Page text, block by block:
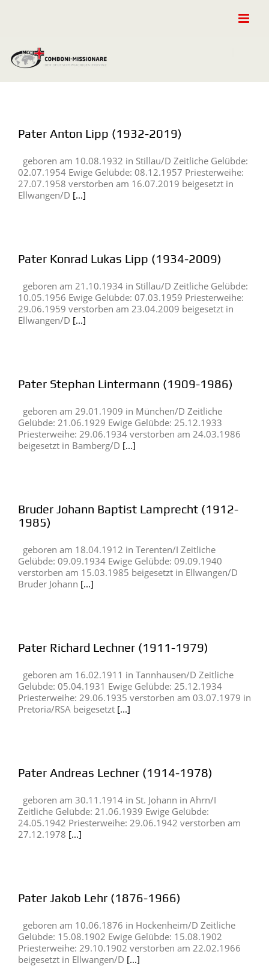
Pater Anton Lipp (1932-2019)
geboren am 10.08.1932 in Stillau/D Zeitliche Gelübde:
02.07.1954 Ewige Gelübde: 08.12.1957 Priesterweihe:
27.07.1958 verstorben am 16.07.2019 beigesetzt in
Ellwangen/D [...]
Pater Konrad Lukas Lipp (1934-2009)
geboren am 21.10.1934 in Stillau/D Zeitliche Gelübde:
10.05.1956 Ewige Gelübde: 07.03.1959 Priesterweihe:
29.06.1959 verstorben am 23.04.2009 beigesetzt in
Ellwangen/D [...]
Pater Stephan Lintermann (1909-1986)
geboren am 29.01.1909 in München/D Zeitliche
Gelübde: 21.06.1929 Ewige Gelübde: 25.12.1933
Priesterweihe: 29.06.1934 verstorben am 24.03.1986
beigesetzt in Bamberg/D [...]
Bruder Johann Baptist Lamprecht (1912-
1985)
geboren am 18.04.1912 in Terenten/I Zeitliche
Gelübde: 09.09.1934 Ewige Gelübde: 09.09.1940
verstorben am 15.03.1985 beigesetzt in Ellwangen/D
Bruder Johann [...]
Pater Richard Lechner (1911-1979)
geboren am 16.02.1911 in Tannhausen/D Zeitliche
Gelübde: 05.04.1931 Ewige Gelübde: 25.12.1934
Priesterweihe: 29.06.1935 verstorben am 03.07.1979 in
Pretoria/RSA beigesetzt [...]
Pater Andreas Lechner (1914-1978)
geboren am 30.11.1914 in St. Johann in Ahrn/I
Zeitliche Gelübde: 21.06.1939 Ewige Gelübde:
24.05.1942 Priesterweihe: 29.06.1942 verstorben am
27.12.1978 [...]
Pater Jakob Lehr (1876-1966)
geboren am 10.06.1876 in Hockenheim/D Zeitliche
Gelübde: 15.08.1902 Ewige Gelübde: 15.08.1902
Priesterweihe: 29.10.1902 verstorben am 22.02.1966
beigesetzt in Ellwangen/D [...]